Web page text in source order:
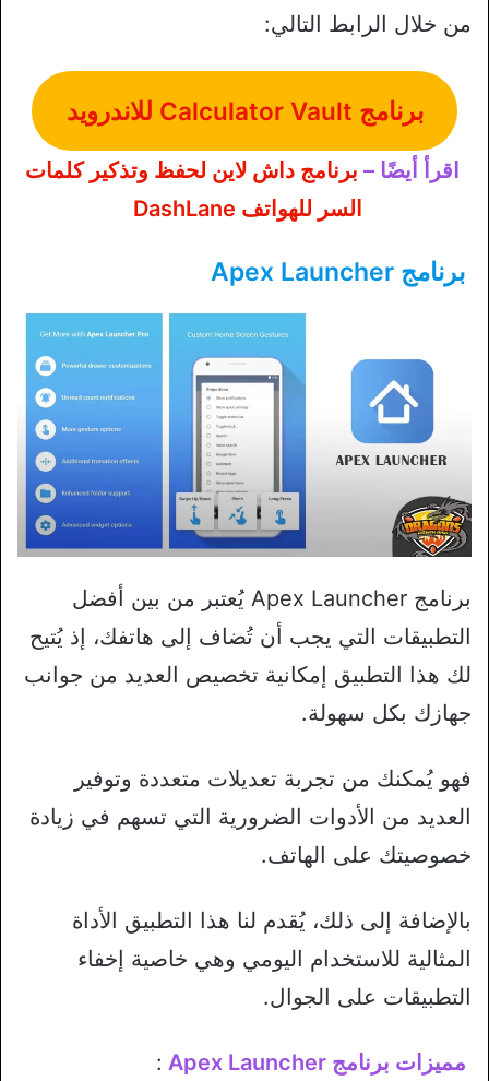
من خلال الرابط التالي:
برنامج Calculator Vault للاندرويد
اقرأ أيضًا – برنامج داش لاين لحفظ وتذكير كلمات
السر للهواتف DashLane
برنامج Apex Launcher
برنامج Apex Launcher يُعتبر من بين أفضل
التطبيقات التي يجب أن تُضاف إلى هاتفك، إذ يُتيح
لك هذا التطبيق إمكانية تخصيص العديد من جوانب
جهازك بكل سهولة.
فهو يُمكنك من تجربة تعديلات متعددة وتوفير
العديد من الأدوات الضرورية التي تسهم في زيادة
خصوصيتك على الهاتف.
بالإضافة إلى ذلك، يُقدم لنا هذا التطبيق الأداة
المثالية للاستخدام اليومي وهي خاصية إخفاء
التطبيقات على الجوال.
مميزات برنامج Apex Launcher :